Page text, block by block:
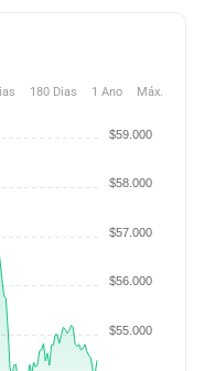
180 Dias 1 Ano Máx.
$55.000
$56.000
$57.000
$58.000
$59.000